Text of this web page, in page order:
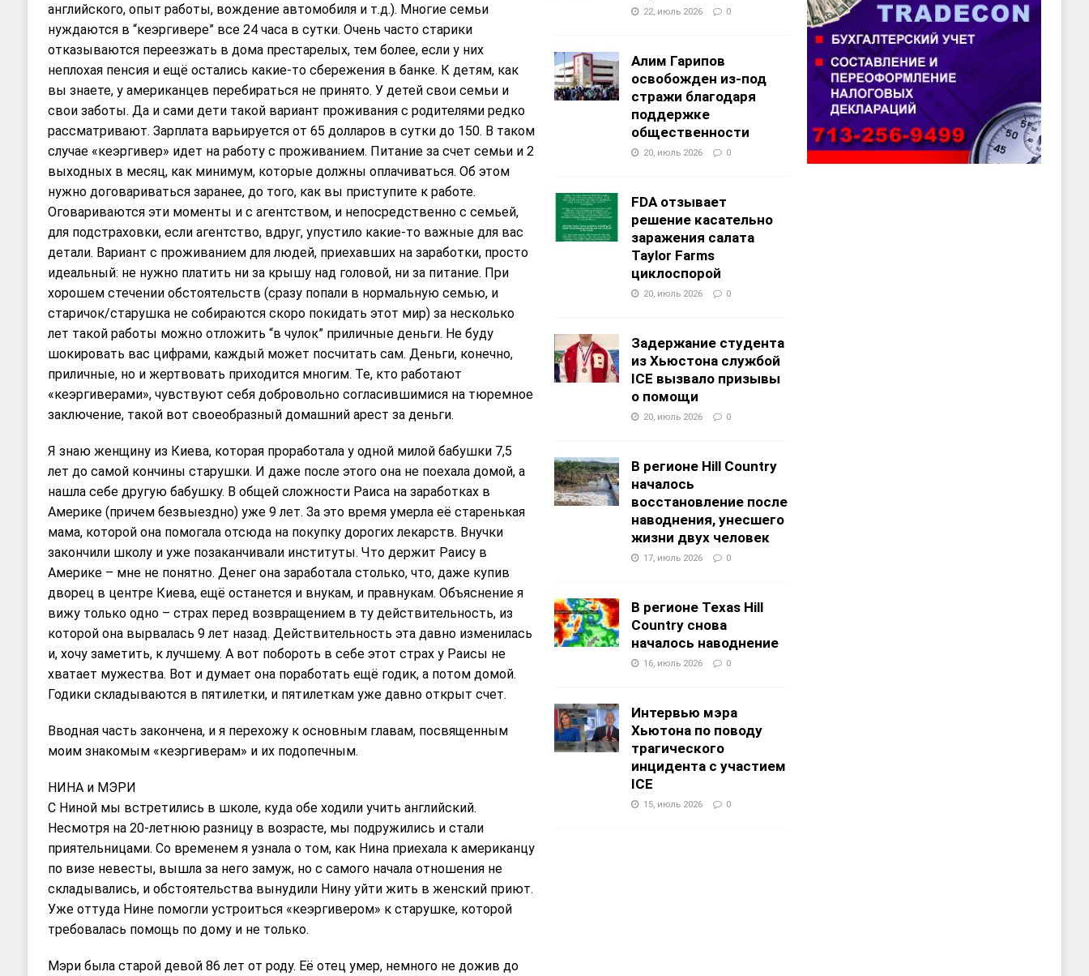
английского, опыт работы, вождение автомобиля и т.д.). Многие семьи
нуждаются в “кеэргивере” все 24 часа в сутки. Очень часто старики
отказываются переезжать в дома престарелых, тем более, если у них
неплохая пенсия и ещё остались какие-то сбережения в банке. К детям, как
вы знаете, у американцев перебираться не принято. У детей свои семьи и
свои заботы. Да и сами дети такой вариант проживания с родителями редко
рассматривают. Зарплата варьируется от 65 долларов в сутки до 150. В таком
случае «кеэргивер» идет на работу с проживанием. Питание за счет семьи и 2
выходных в месяц, как минимум, которые должны оплачиваться. Об этом
нужно договариваться заранее, до того, как вы приступите к работе.
Оговариваются эти моменты и с агентством, и непосредственно с семьей,
для подстраховки, если агентство, вдруг, упустило какие-то важные для вас
детали. Вариант с проживанием для людей, приехавших на заработки, просто
идеальный: не нужно платить ни за крышу над головой, ни за питание. При
хорошем стечении обстоятельств (сразу попали в нормальную семью, и
старичок/старушка не собираются скоро покидать этот мир) за несколько
лет такой работы можно отложить “в чулок” приличные деньги. Не буду
шокировать вас цифрами, каждый может посчитать сам. Деньги, конечно,
приличные, но и жертвовать приходится многим. Те, кто работают
«кеэргиверами», чувствуют себя добровольно согласившимися на тюремное
заключение, такой вот своеобразный домашний арест за деньги.
Я знаю женщину из Киева, которая проработала у одной милой бабушки 7,5
лет до самой кончины старушки. И даже после этого она не поехала домой, а
нашла себе другую бабушку. В общей сложности Раиса на заработках в
Америке (причем безвыездно) уже 9 лет. За это время умерла её старенькая
мама, которой она помогала отсюда на покупку дорогих лекарств. Внучки
закончили школу и уже позаканчивали институты. Что держит Раису в
Америке – мне не понятно. Денег она заработала столько, что, даже купив
дворец в центре Киева, ещё останется и внукам, и правнукам. Объяснение я
вижу только одно – страх перед возвращением в ту действительность, из
которой она вырвалась 9 лет назад. Действительность эта давно изменилась
и, хочу заметить, к лучшему. А вот побороть в себе этот страх у Раисы не
хватает мужества. Вот и думает она поработать ещё годик, а потом домой.
Годики складываются в пятилетки, и пятилеткам уже давно открыт счет.
Вводная часть закончена, и я перехожу к основным главам, посвященным
моим знакомым «кеэргиверам» и их подопечным.
НИНА и МЭРИ
С Ниной мы встретились в школе, куда обе ходили учить английский.
Несмотря на 20-летнюю разницу в возрасте, мы подружились и стали
приятельницами. Со временем я узнала о том, как Нина приехала к американцу
по визе невесты, вышла за него замуж, но с самого начала отношения не
складывались, и обстоятельства вынудили Нину уйти жить в женский приют.
Уже оттуда Нине помогли устроиться «кеэргивером» к старушке, которой
требовалась помощь по дому и не только.
Мэри была старой девой 86 лет от роду. Её отец умер, немного не дожив до
22, июль 2026 0
Алим Гарипов
освобожден из-под
стражи благодаря
поддержке
общественности
20, июль 2026 0
FDA отзывает
решение касательно
заражения салата
Taylor Farms
циклоспорой
20, июль 2026 0
Задержание студента
из Хьюстона службой
ICE вызвало призывы
о помощи
20, июль 2026 0
В регионе Hill Country
началось
восстановление после
наводнения, унесшего
жизни двух человек
17, июль 2026 0
В регионе Texas Hill
Country снова
началось наводнение
16, июль 2026 0
Интервью мэра
Хьютона по поводу
трагического
инцидента с участием
ICE
15, июль 2026 0